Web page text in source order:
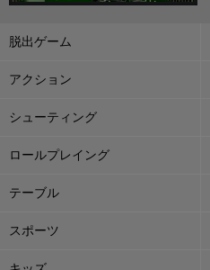
脱出ゲーム
アクション
シューティング
ロールプレイング
テーブル
スポーツ